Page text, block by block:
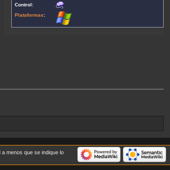
Control:
Plataformas:
a menos que se indique lo